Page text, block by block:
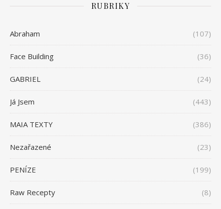
RUBRIKY
Abraham (107)
Face Building (36)
GABRIEL (24)
Já Jsem (443)
MAIA TEXTY (386)
Nezařazené (23)
PENÍZE (199)
Raw Recepty (8)